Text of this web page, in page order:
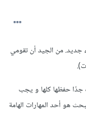
من الجيد أن تقومي
حفظها كلها و يجب
هو أحد المهارات الهامة